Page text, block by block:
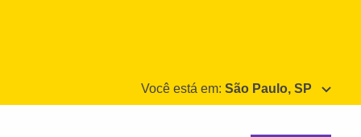
Você está em: São Paulo, SP